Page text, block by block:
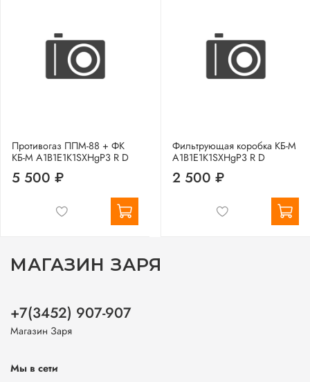
Противогаз ППМ-88 + ФК
КБ-М А1B1E1K1SXHgP3 R D
5 500 ₽
Фильтрующая коробка КБ-М
А1B1E1K1SXHgP3 R D
2 500 ₽
МАГАЗИН ЗАРЯ
+7(3452) 907-907
Магазин Заря
Мы в сети